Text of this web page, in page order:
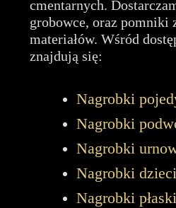
cmentarnych.
grobowce, oraz pomniki
materiałów. Wśród
znajdują się:
Nagrobki
Nagrobki
Nagrobki
Nagrobki
Nagrobki